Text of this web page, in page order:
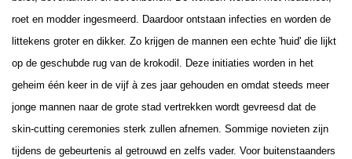
roet en modder ingesmeerd. Daardoor ontstaan infecties en worden de
littekens groter en dikker. Zo krijgen de mannen een echte 'huid' die lijkt
op de geschubde rug van de krokodil. Deze initiaties worden in het
geheim één keer in de vijf à zes jaar gehouden en omdat steeds meer
jonge mannen naar de grote stad vertrekken wordt gevreesd dat de
skin-cutting ceremonies sterk zullen afnemen. Sommige novieten zijn
tijdens de gebeurtenis al getrouwd en zelfs vader. Voor buitenstaanders